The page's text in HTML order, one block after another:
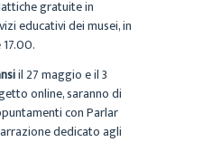
gratuite in
educativi dei musei, in
il 27 maggio e il 3
online, saranno di
con Parlar
dedicato agli